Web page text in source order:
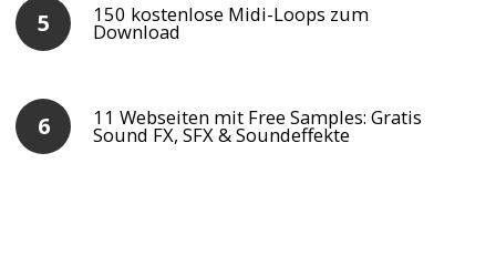
150 kostenlose Midi-Loops zum
Download
11 Webseiten mit Free Samples: Gratis
Sound FX, SFX & Soundeffekte